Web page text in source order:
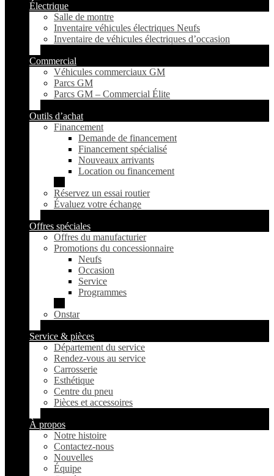
Électrique
Salle de montre
Inventaire véhicules électriques Neufs
Inventaire de véhicules électriques d’occasion
Commercial
Véhicules commerciaux GM
Parcs GM
Parcs GM – Commercial Élite
Outils d’achat
Financement
Demande de financement
Financement spécialisé
Nouveaux arrivants
Location ou financement
Réservez un essai routier
Évaluez votre échange
Offres spéciales
Offres du manufacturier
Promotions du concessionnaire
Neufs
Occasion
Service
Programmes
Onstar
Service & pièces
Département du service
Rendez-vous au service
Carrosserie
Esthétique
Centre du pneu
Pièces et accessoires
À propos
Notre histoire
Contactez-nous
Nouvelles
Équipe